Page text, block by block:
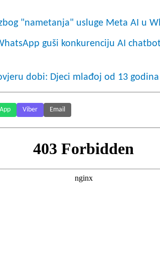
"nametanja" usluge Meta AI u
guši konkurenciju AI
dobi: Djeci mlađoj od 13
Viber Email